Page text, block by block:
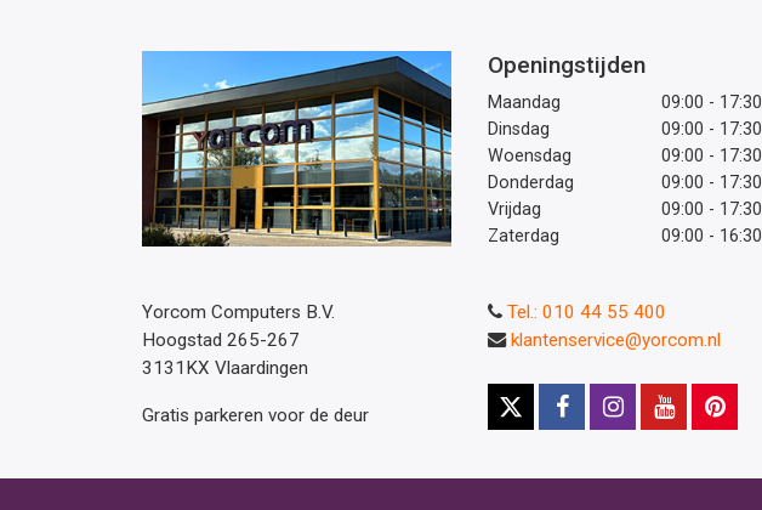
Openingstijden
Maandag
09:00 - 17:30
Dinsdag
09:00 - 17:30
Woensdag
09:00 - 17:30
Donderdag
09:00 - 17:30
Vrijdag
09:00 - 17:30
Zaterdag
09:00 - 16:30
Yorcom Computers B.V.
Hoogstad 265-267
3131KX Vlaardingen
Gratis parkeren voor de deur
Tel.: 010 44 55 400
klantenservice@yorcom.nl